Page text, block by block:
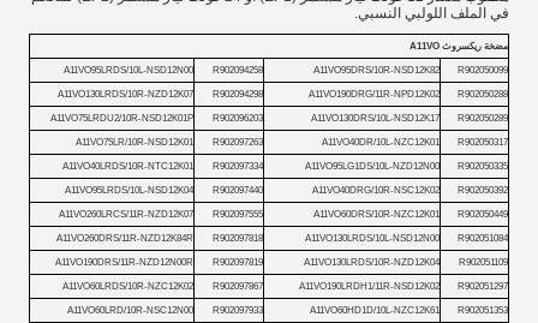
في الملف اللولبي النسبي.
مضخة ريكسروث A11VO
R902050099
A11VO95DRS/10R-NSD12K82
R902094258
A11VO95LRDS/10L-NSD12N00
R902050288
A11VO190DRG/11R-NPD12K02
R902094298
A11VO130LRDS/10R-NZD12K07
R902050289
A11VO130DRS/10L-NSD12K17
R902096203
A11VO75LRDU2/10R-NSD12K01P
R902050317
A11VO40DR/10L-NZC12K01
R902097263
A11VO75LR/10R-NSD12K01
R902050335
A11VO95LG1DS/10L-NZD12N00
R902097334
A11VO40LRDS/10R-NTC12K01
R902050392
A11VO40DRG/10R-NSC12K02
R902097440
A11VO95LRDS/10L-NSD12K04
R902050449
A11VO60DRS/10R-NZC12K01
R902097555
A11VO260LRCS/11R-NZD12K07
R902051084
A11VO130LRDS/10L-NSD12N00
R902097818
A11VO260DRS/11R-NZD12K84R
R902051109
A11VO130LRDS/10R-NZD12K04
R902097819
A11VO190DRS/11R-NZD12N00R
R902051297
A11VO190LRDH1/11R-NSD12K02
R902097867
A11VO60LRDS/10R-NZC12K02
R902051353
A11VO60HD1D/10L-NZC12K61
R902097933
A11VO60LRD/10R-NSC12N00